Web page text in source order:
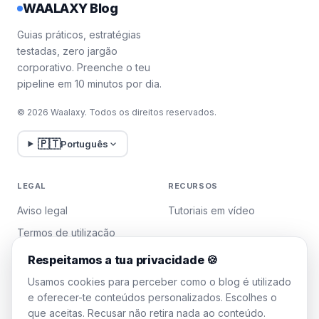
ou estágio. 💼
tempo inteiro, a tempo parcial ou a curto
prazo. ⌛ Também pode qualificar a sua
experiência profissional, por exemplo, se
for para ou se já for um profissional, pode
separador.
Só aparecerão posições que exijam estas
qualificações . Também é possível filtrar
antecipadas são mais valorizadas. ⚡
apresente-se no
assunto do e-mailde uma
forma lúdica e desperte o interesse dos
É isso, agora já sabe comoenviar uma
mensagem a recrutadores do LinkedIn
[maxbutton id="55"
WAALAXY Blog
Guias práticos, estratégias
testadas, zero jargão
corporativo. Preenche o teu
pipeline em 10 minutos por dia.
© 2026 Waalaxy. Todos os direitos reservados.
🇵🇹Português
LEGAL
Aviso legal
Termos de utilização
Política de privacidade
Gerir cookies
RECURSOS
Tutoriais em vídeo
Respeitamos a tua privacidade 🍪
Usamos cookies para perceber como o blog é utilizado
e oferecer-te conteúdos personalizados. Escolhes o
que aceitas. Recusar não retira nada ao conteúdo.